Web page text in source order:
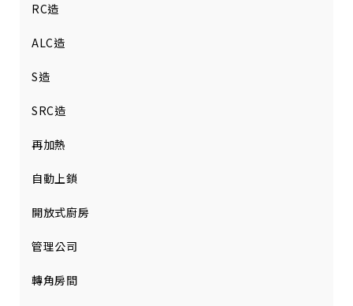
RC造
ALC造
S造
SRC造
再加熱
自動上鎖
開放式廚房
管理公司
轉角房間